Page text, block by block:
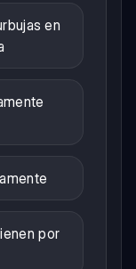
en
por